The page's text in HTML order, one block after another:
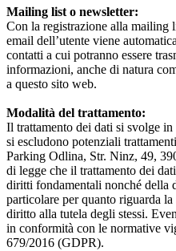
Mailing list o newsletter:
Con la registrazione alla mailing
email dell’utente viene
contatti a cui potranno essere
informazioni, anche di natura
a questo sito web.
Modalità del trattamento:
Il trattamento dei dati si svolge
si escludono potenziali
Parking Odlina, Str. Ninz, 49,
di legge che il trattamento dei
diritti fondamentali nonché della
particolare per quanto riguarda
diritto alla tutela degli stessi.
in conformità con le normative
679/2016 (GDPR).